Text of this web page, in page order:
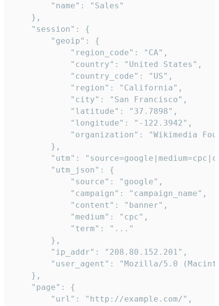
        "name": "Sales"
    },
    "session": {
        "geoip": {
            "region_code": "CA",
            "country": "United States",
            "country_code": "US",
            "region": "California",
            "city": "San Francisco",
            "latitude": "37.7898",
            "longitude": "-122.3942",
"organization": "Wikimedia
        },
"utm":
        "utm_json": {
            "source": "google",
            "campaign": "campaign_name",
            "content": "banner",
            "medium": "cpc",
            "term": "..."
        },
        "ip_addr": "208.80.152.201",
"user_agent": "Mozilla/5.0
    },
    "page": {
        "url": "http://example.com/",